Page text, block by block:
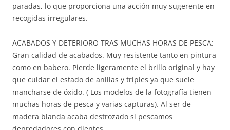
paradas, lo que proporciona una acción muy sugerente en
recogidas irregulares.
ACABADOS Y DETERIORO TRAS MUCHAS HORAS DE PESCA:
Gran calidad de acabados. Muy resistente tanto en pintura
como en babero. Pierde ligeramente el brillo original y hay
que cuidar el estado de anillas y triples ya que suele
mancharse de óxido. ( Los modelos de la fotografía tienen
muchas horas de pesca y varias capturas). Al ser de
madera blanda acaba destrozado si pescamos